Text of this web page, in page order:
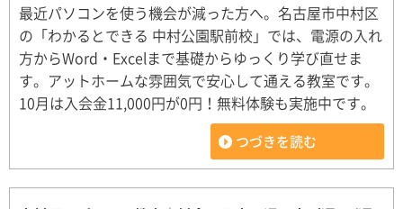
最近パソコンを使う機会が減った方へ。名古屋市中村区
の「わかるとできる 中村公園駅前校」では、電源の入れ
方からWord・Excelまで基礎からゆっくり学び直せま
す。アットホームな雰囲気で安心して通える教室です。
10月は入会金11,000円が0円！無料体験も実施中です。
つづきを読む